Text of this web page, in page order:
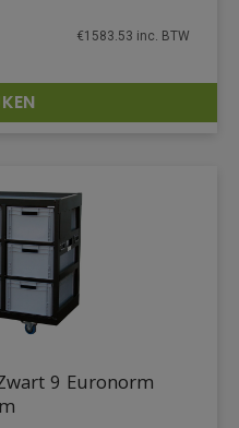
DETAILS
€1583.53 inc. BTW
9 Euronorm